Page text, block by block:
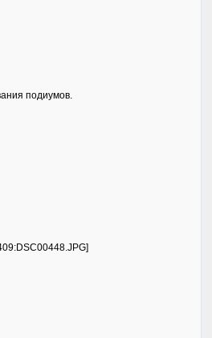
подиумов.